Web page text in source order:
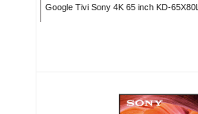
Google Tivi Sony 4K 65 inch KD-65X80L